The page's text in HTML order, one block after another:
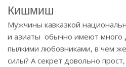
Кишмиш
Мужчины кавказкой
и азиаты обычно имеют много
пылкими любовниками, в чем
силы? А секрет довольно